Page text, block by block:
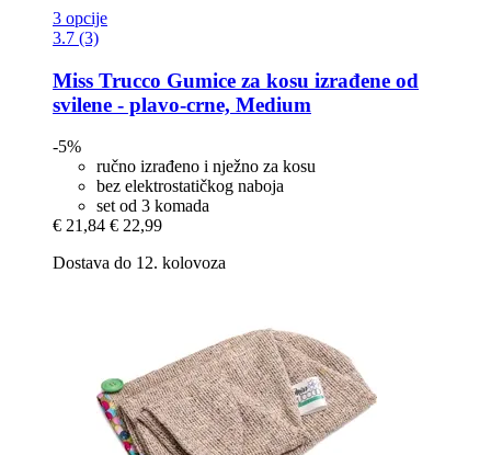
3 opcije
3.7 (3)
Miss Trucco Gumice za kosu izrađene od
svilene -​ plavo-​crne, Medium
-5%
ručno izrađeno i nježno za kosu
bez elektrostatičkog naboja
set od 3 komada
€ 21,84 € 22,99
Dostava do 12. kolovoza